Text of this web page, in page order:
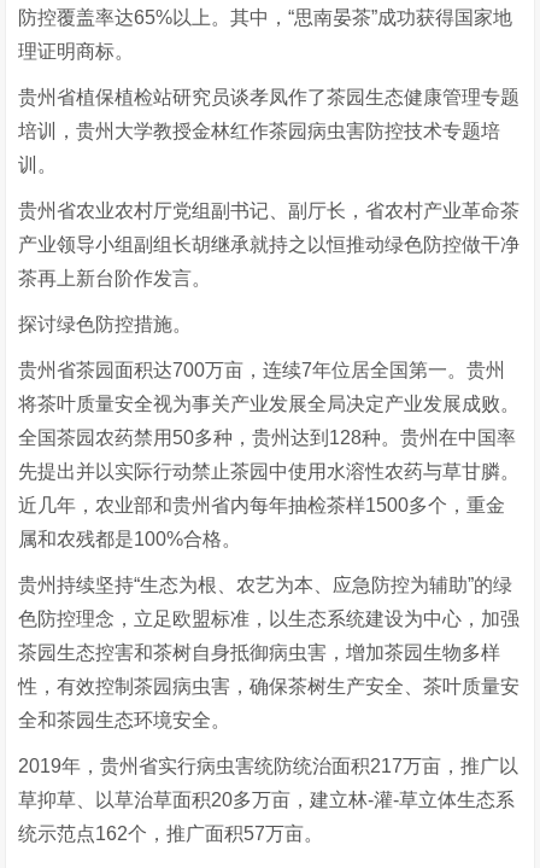
防控覆盖率达65%以上。其中，“思南晏茶”成功获得国家地
理证明商标。
贵州省植保植检站研究员谈孝凤作了茶园生态健康管理专题
培训，贵州大学教授金林红作茶园病虫害防控技术专题培
训。
贵州省农业农村厅党组副书记、副厅长，省农村产业革命茶
产业领导小组副组长胡继承就持之以恒推动绿色防控做干净
茶再上新台阶作发言。
探讨绿色防控措施。
贵州省茶园面积达700万亩，连续7年位居全国第一。贵州
将茶叶质量安全视为事关产业发展全局决定产业发展成败。
全国茶园农药禁用50多种，贵州达到128种。贵州在中国率
先提出并以实际行动禁止茶园中使用水溶性农药与草甘膦。
近几年，农业部和贵州省内每年抽检茶样1500多个，重金
属和农残都是100%合格。
贵州持续坚持“生态为根、农艺为本、应急防控为辅助”的绿
色防控理念，立足欧盟标准，以生态系统建设为中心，加强
茶园生态控害和茶树自身抵御病虫害，增加茶园生物多样
性，有效控制茶园病虫害，确保茶树生产安全、茶叶质量安
全和茶园生态环境安全。
2019年，贵州省实行病虫害统防统治面积217万亩，推广以
草抑草、以草治草面积20多万亩，建立林-灌-草立体生态系
统示范点162个，推广面积57万亩。